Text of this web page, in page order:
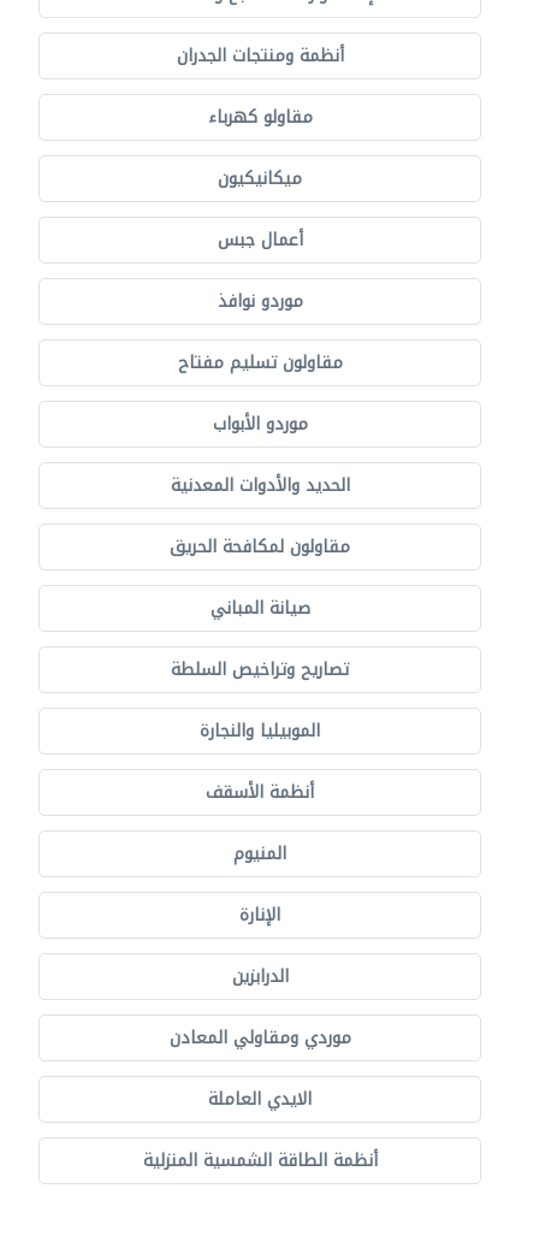
أنظمة ومنتجات الجدران
مقاولو كهرباء
ميكانيكيون
أعمال جبس
موردو نوافذ
مقاولون تسليم مفتاح
موردو الأبواب
الحديد والأدوات المعدنية
مقاولون لمكافحة الحريق
صيانة المباني
تصاريح وتراخيص السلطة
الموبيليا والنجارة
أنظمة الأسقف
المنيوم
الإنارة
الدرابزين
موردي ومقاولي المعادن
الايدي العاملة
أنظمة الطاقة الشمسية المنزلية